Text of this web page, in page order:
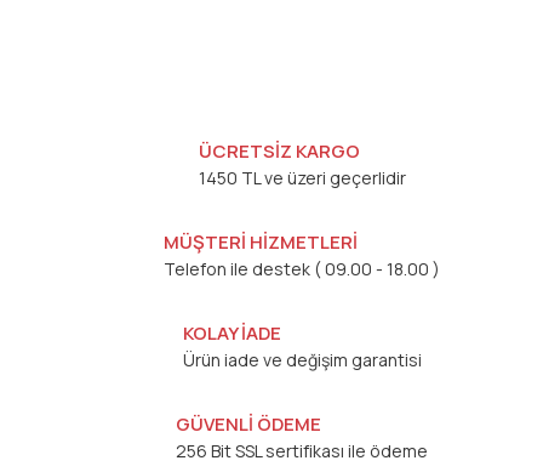
ÜCRETSİZ KARGO
1450 TL ve üzeri geçerlidir
MÜŞTERİ HİZMETLERİ
Telefon ile destek ( 09.00 - 18.00 )
KOLAY İADE
Ürün iade ve değişim garantisi
GÜVENLİ ÖDEME
256 Bit SSL sertifikası ile ödeme